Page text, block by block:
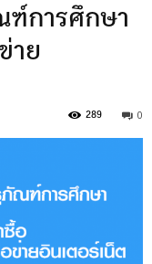
ฑ์การศึกษา
าย
0
289